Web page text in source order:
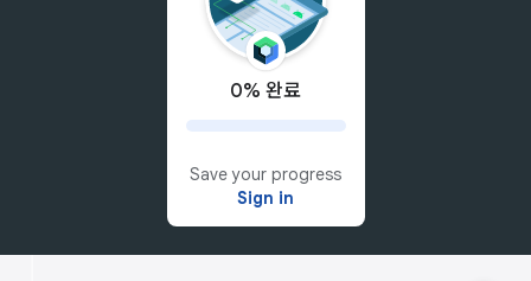
0% 완료
Save your progress
Sign in